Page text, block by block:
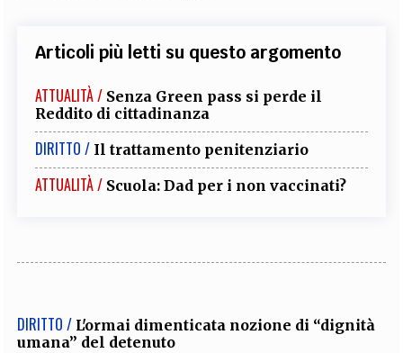
Articoli più letti su questo argomento
ATTUALITÀ / Senza Green pass si perde il
Reddito di cittadinanza
DIRITTO / Il trattamento penitenziario
ATTUALITÀ / Scuola: Dad per i non vaccinati?
DIRITTO / L'ormai dimenticata nozione di “dignità
umana” del detenuto